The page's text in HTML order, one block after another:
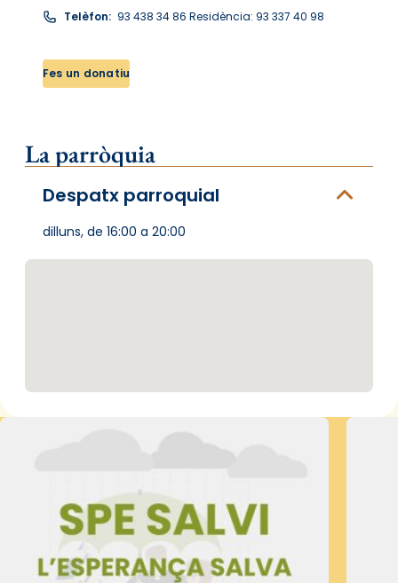
Telèfon: 93 438 34 86 Residència: 93 337 40 98
Fes un donatiu
La parròquia
Despatx parroquial
dilluns, de 16:00 a 20:00